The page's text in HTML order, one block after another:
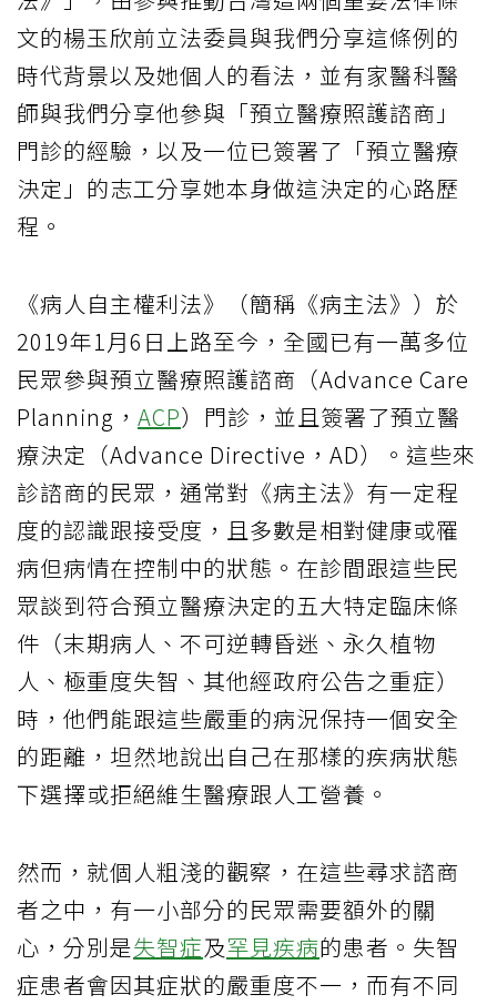
文的楊玉欣前立法委員與我們分享這條例的
時代背景以及她個人的看法，並有家醫科醫
師與我們分享他參與「預立醫療照護諮商」
門診的經驗，以及一位已簽署了「預立醫療
決定」的志工分享她本身做這決定的心路歷
程。
《病人自主權利法》（簡稱《病主法》）於
2019年1月6日上路至今，全國已有一萬多位
民眾參與預立醫療照護諮商（Advance Care
Planning， ACP）門診，並且簽署了預立醫
療決定（Advance Directive，AD）。這些來
診諮商的民眾，通常對《病主法》有一定程
度的認識跟接受度，且多數是相對健康或罹
病但病情在控制中的狀態。在診間跟這些民
眾談到符合預立醫療決定的五大特定臨床條
件（末期病人、不可逆轉昏迷、永久植物
人、極重度失智、其他經政府公告之重症）
時，他們能跟這些嚴重的病況保持一個安全
的距離，坦然地說出自己在那樣的疾病狀態
下選擇或拒絕維生醫療跟人工營養。
然而，就個人粗淺的觀察，在這些尋求諮商
者之中，有一小部分的民眾需要額外的關
心，分別是失智症及罕見疾病的患者。失智
症患者會因其症狀的嚴重度不一，而有不同